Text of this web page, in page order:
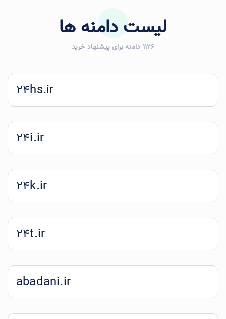
لیست دامنه ها
1126 دامنه برای پیشنهاد خرید
24hs.ir
24i.ir
24k.ir
24t.ir
abadani.ir